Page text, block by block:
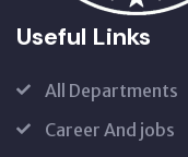
Useful Links
All Departments
Career And jobs